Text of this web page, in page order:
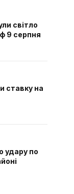
світло
9 серпня
ставку на
удару по